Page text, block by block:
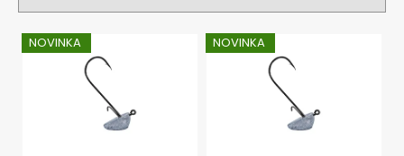
s
o
LNOVINKA NOVINKA
€